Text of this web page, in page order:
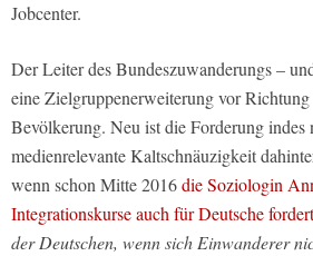
Jobcenter.
Der Leiter des Bundeszuwanderungs –
eine Zielgruppenerweiterung vor
Bevölkerung. Neu ist die Forderung indes
medienrelevante Kaltschnäuzigkeit
wenn schon Mitte 2016die Soziologin
Integrationskurse auch für Deutsche
der Deutschen, wenn sich Einwanderer